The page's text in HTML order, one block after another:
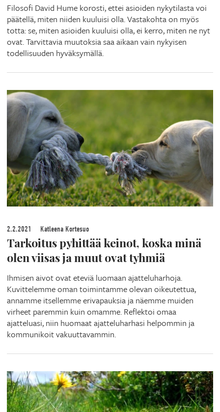
Filosofi David Hume korosti, ettei asioiden nykytilasta voi
päätellä, miten niiden kuuluisi olla. Vastakohta on myös
totta: se, miten asioiden kuuluisi olla, ei kerro, miten ne nyt
ovat. Tarvittavia muutoksia saa aikaan vain nykyisen
todellisuuden hyväksymällä.
2.2.2021 Katleena Kortesuo
Tarkoitus pyhittää keinot, koska minä
olen viisas ja muut ovat tyhmiä
Ihmisen aivot ovat eteviä luomaan ajatteluharhoja.
Kuvittelemme oman toimintamme olevan oikeutettua,
annamme itsellemme erivapauksia ja näemme muiden
virheet paremmin kuin omamme. Reflektoi omaa
ajatteluasi, niin huomaat ajatteluharhasi helpommin ja
kommunikoit vakuuttavammin.